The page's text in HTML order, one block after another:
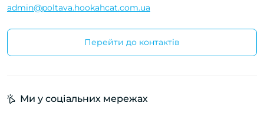
admin@poltava.hookahcat.com.ua
Перейти до контактів
Ми у соціальних мережах